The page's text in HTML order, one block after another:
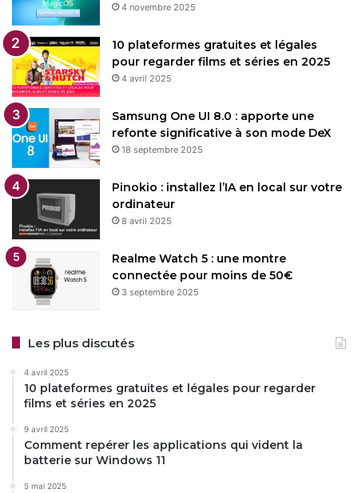
Restez connecté via Google News
Suivez-nous pour les dernières mises à jour et guides.
Processus Windows 10
Windows 11
4 novembre 2025
10 plateformes gratuites et légales
pour regarder films et séries en 2025
4 avril 2025
Samsung One UI 8.0 : apporte une
refonte significative à son mode DeX
18 septembre 2025
Pinokio : installez l’IA en local sur votre
ordinateur
8 avril 2025
Realme Watch 5 : une montre
connectée pour moins de 50€
3 septembre 2025
Les plus discutés
4 avril 2025
10 plateformes gratuites et légales pour regarder
films et séries en 2025
9 avril 2025
Comment repérer les applications qui vident la
batterie sur Windows 11
5 mai 2025